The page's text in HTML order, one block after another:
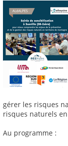
gérer les risques
risques naturels
Au programme :